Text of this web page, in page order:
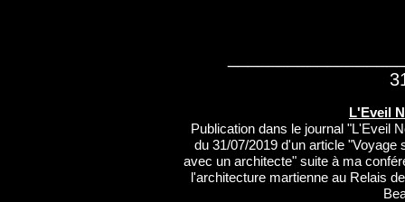
L'Eveil
Publication dans le journal "L'Eveil
du 31/07/2019 d'un article "Voyage
avec un architecte" suite à ma
l'architecture martienne au Relais